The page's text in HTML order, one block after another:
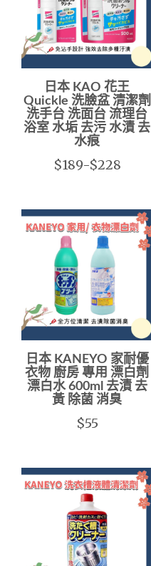
日本 KAO 花王
Quickle 洗臉盆 清潔劑
洗手台 洗面台 流理台
浴室 水垢 去污 水漬 去
水痕
$189-$228
日本 KANEYO 家耐優
衣物 廚房 專用 漂白劑
漂白水 600ml 去漬 去
黃 除菌 消臭
$55